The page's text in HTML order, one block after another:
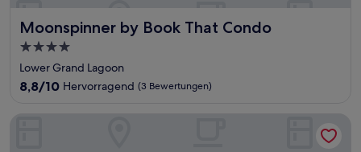
Moonspinner by Book That Condo
Moonspinner by Book That Condo
4.0-
Sterne-
Unterkunft
Lower Grand Lagoon
8.8
10,
8,8/10 Hervorragend (3 Bewertungen)